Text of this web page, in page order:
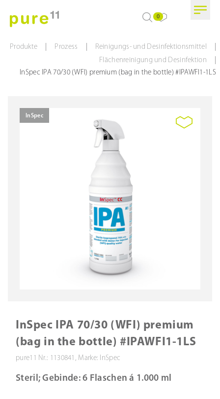
0
Produkte Prozess Reinigungs- und Desinfektionsmittel
Flächenreinigung und Desinfektion
InSpec IPA 70/30 (WFI) premium (bag in the bottle) #IPAWFI1-1LS
InSpec
InSpec IPA 70/30 (WFI) premium
(bag in the bottle) #IPAWFI1-1LS
pure11 Nr.: 1130841, Marke: InSpec
Steril; Gebinde: 6 Flaschen á 1.000 ml